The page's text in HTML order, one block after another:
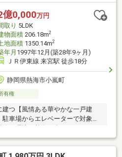
億0,000万円
取り 5LDK
物面積206.18m2
地面積1350.14m2
年月1997年12月(築28年9ヶ月)
ＪＲ伊東線 来宮駅 徒歩18分
静岡県熱海市小嵐町
有権
つ【風情ある華やかな一戸建
車場からエレベーターで対象住
な環境で熱海を楽しめます。
ようなお庭が特徴、室内にはホ
足元に不安がある方も安心して